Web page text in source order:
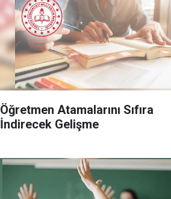
Öğretmen Atamalarını Sıfıra
İndirecek Gelişme